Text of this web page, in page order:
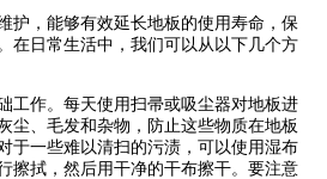
，能够有效延长地板的使用寿命，保
在日常生活中，我们可以从以下几个方
作。每天使用扫帚或吸尘器对地板进
尘、毛发和杂物，防止这些物质在地板
于一些难以清扫的污渍，可以使用湿布
擦拭，然后用干净的干布擦干。要注意